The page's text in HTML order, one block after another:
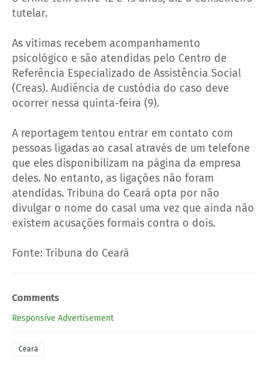
tutelar.
As vítimas recebem acompanhamento
psicológico e são atendidas pelo Centro de
Referência Especializado de Assistência Social
(Creas). Audiência de custódia do caso deve
ocorrer nessa quinta-feira (9).
A reportagem tentou entrar em contato com
pessoas ligadas ao casal através de um telefone
que eles disponibilizam na página da empresa
deles. No entanto, as ligações não foram
atendidas. Tribuna do Ceará opta por não
divulgar o nome do casal uma vez que ainda não
existem acusações formais contra o dois.
Fonte: Tribuna do Ceará
Comments
Responsive Advertisement
Ceará